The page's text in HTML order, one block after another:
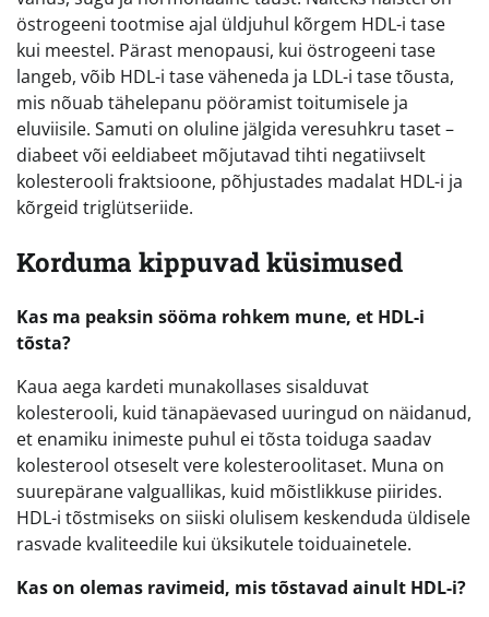
östrogeeni tootmise ajal üldjuhul kõrgem HDL-i tase
kui meestel. Pärast menopausi, kui östrogeeni tase
langeb, võib HDL-i tase väheneda ja LDL-i tase tõusta,
mis nõuab tähelepanu pööramist toitumisele ja
eluviisile. Samuti on oluline jälgida veresuhkru taset –
diabeet või eeldiabeet mõjutavad tihti negatiivselt
kolesterooli fraktsioone, põhjustades madalat HDL-i ja
kõrgeid triglütseriide.
Korduma kippuvad küsimused
Kas ma peaksin sööma rohkem mune, et HDL-i
tõsta?
Kaua aega kardeti munakollases sisalduvat
kolesterooli, kuid tänapäevased uuringud on näidanud,
et enamiku inimeste puhul ei tõsta toiduga saadav
kolesterool otseselt vere kolesteroolitaset. Muna on
suurepärane valguallikas, kuid mõistlikkuse piirides.
HDL-i tõstmiseks on siiski olulisem keskenduda üldisele
rasvade kvaliteedile kui üksikutele toiduainetele.
Kas on olemas ravimeid, mis tõstavad ainult HDL-i?